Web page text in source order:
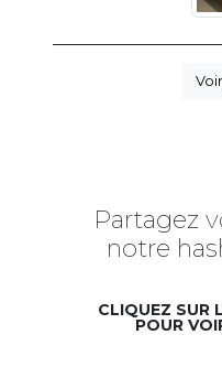
Partagez
notre
CLIQUEZ SUR
POUR